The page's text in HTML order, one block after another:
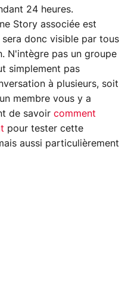
24 heures.
Story associée est
donc visible par tous
N'intègre pas un groupe
simplement pas
à plusieurs, soit
membre vous y a
de savoir comment
pour tester cette
aussi particulièrement